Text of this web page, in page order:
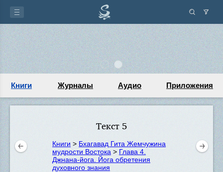
Книги Журналы Аудио Приложения
Текст 5
Книги > Бхагавад Гита Жемчужина
мудрости Востока > Глава 4.
Джнана-йога. Йога обретения
духовного знания